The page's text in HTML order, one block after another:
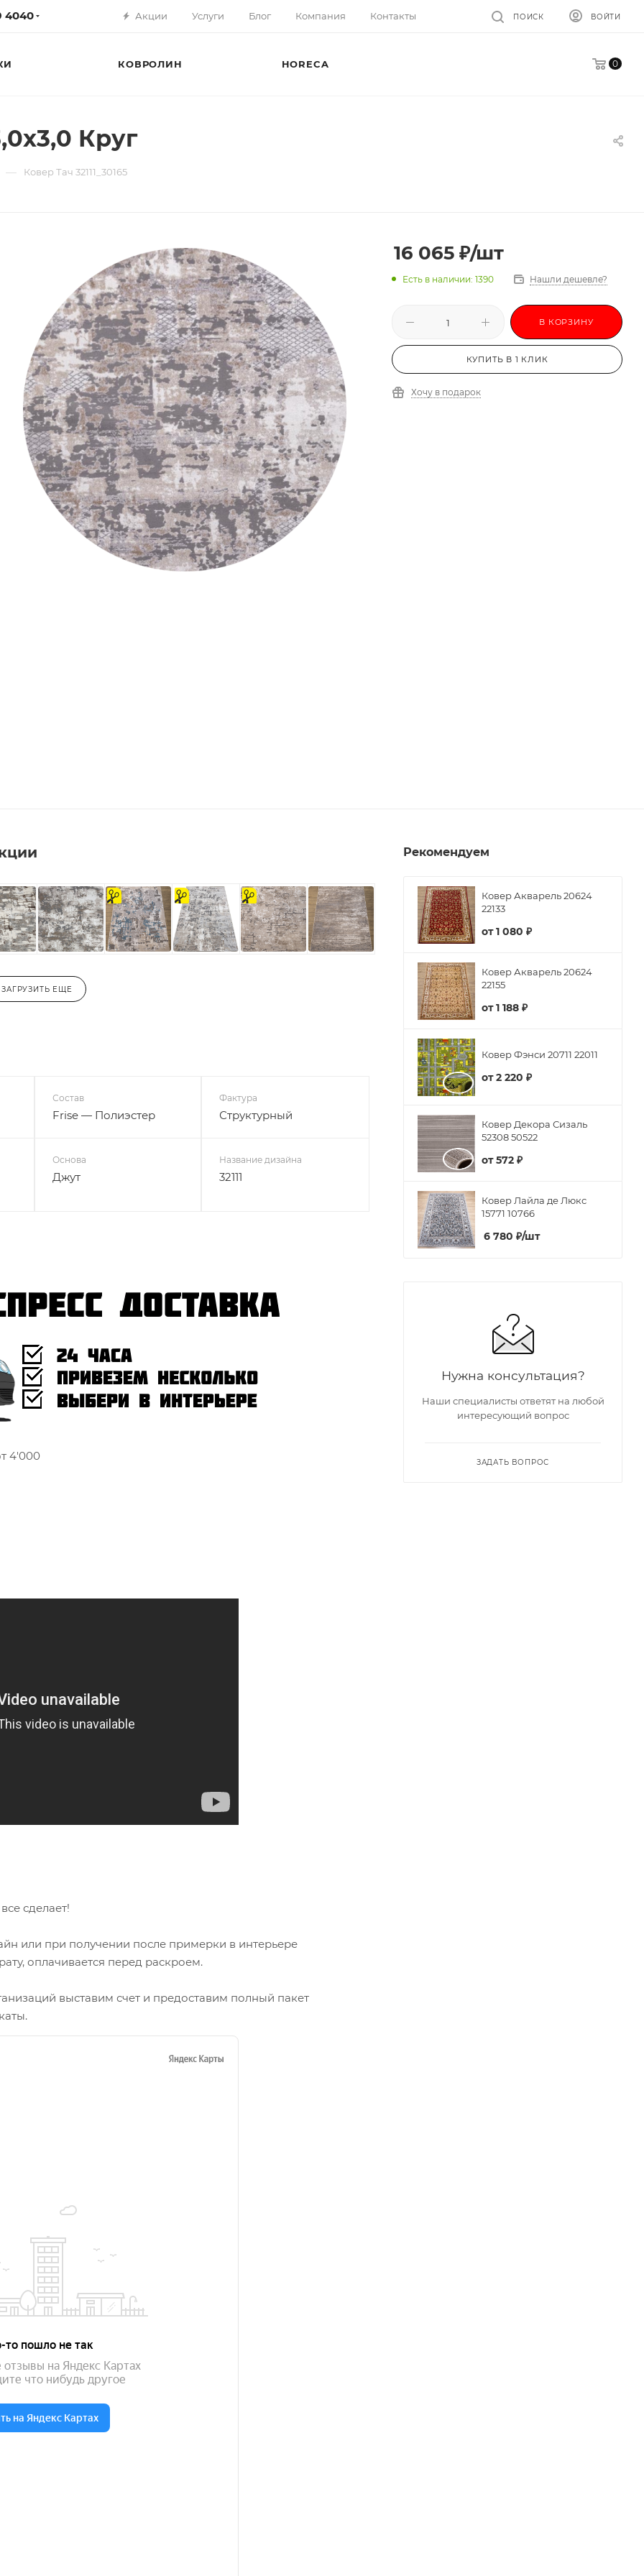
4040 Акции Услуги Блог Компания Контакты ВОЙТИ
ПОИСК
0
КОВРОЛИН HORECA
Круг
— Ковер Тач 32111_30165
16 065 ₽/шт
Есть в наличии: 1390 Нашли дешевле?
В КОРЗИНУ
КУПИТЬ В 1 КЛИК
Хочу в подарок
на
отрез
На
отрез
на
отрез
ЗАГРУЗИТЬ ЕЩЕ
Состав
Frise — Полиэстер
Фактура
Структурный
Основа
Джут
Название дизайна
32111
4'000
сделает!
или при получении после примерки в интерьере
оплачивается перед раскроем.
выставим счет и предоставим полный пакет
Рекомендуем
Ковер Акварель 20624
22133
от1 080 ₽
Ковер Акварель 20624
22155
от1 188 ₽
Ковер Фэнси 20711 22011
от2 220 ₽
Ковер Декора Сизаль
52308 50522
от572 ₽
Ковер Лайла де Люкс
15771 10766
6 780 ₽/шт
Нужна консультация?
Наши специалисты ответят на любой
интересующий вопрос
ЗАДАТЬ ВОПРОС